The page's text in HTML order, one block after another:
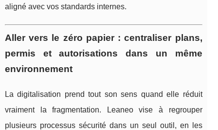
aligné avec vos standards internes.
Aller vers le zéro papier : centraliser plans,
permis et autorisations dans un même
environnement
La digitalisation prend tout son sens quand elle réduit
vraiment la fragmentation. Leaneo vise à regrouper
plusieurs processus sécurité dans un seul outil, en les